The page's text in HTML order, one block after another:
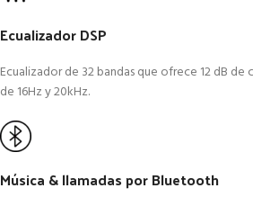
Ecualizador DSP
Ecualizador de 32 bandas que ofrece 12 dB
de 16Hz y 20kHz.
Música & llamadas por Bluetooth